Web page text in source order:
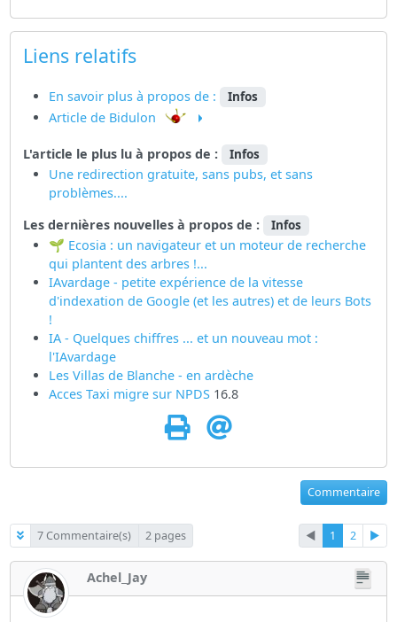
Liens relatifs
En savoir plus à propos de : Infos
Article de Bidulon
L'article le plus lu à propos de : Infos
Une redirection gratuite, sans pubs, et sans
problèmes....
Les dernières nouvelles à propos de :
Infos
🌱 Ecosia : un navigateur et un moteur de recherche
qui plantent des arbres !...
IAvardage - petite expérience de la vitesse
d'indexation de Google (et les autres) et de leurs Bots
!
IA - Quelques chiffres ... et un nouveau mot :
l'IAvardage
Les Villas de Blanche - en ardèche
Acces Taxi migre sur NPDS16.8
Commentaire
7 Commentaire(s) 2 pages ◄ 1 2 ►
Achel_Jay